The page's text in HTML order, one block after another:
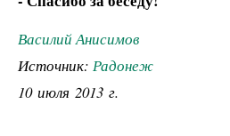
Василий Анисимов
Источник: Радонеж
10 июля 2013 г.